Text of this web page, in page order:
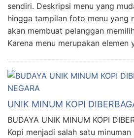
sendiri. Deskripsi menu yang
hingga tampilan foto menu yang
akan membuat pelanggan
Karena menu merupakan
UNIK MINUM KOPI
BUDAYA UNIK MINUM KOPI
Kopi menjadi salah satu